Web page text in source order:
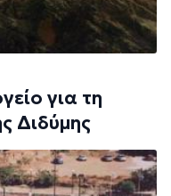
για τη
Διδύμης